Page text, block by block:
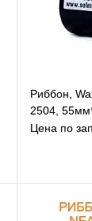
Риббон,
2504,
Цена по